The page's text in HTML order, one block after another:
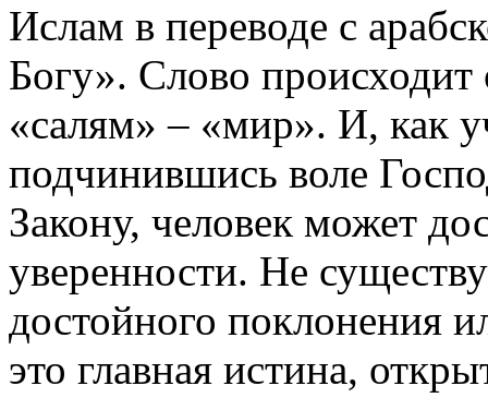
Ислам в переводе с
Богу». Слово происходит
«салям» – «мир». И, как
подчинившись воле
Закону, человек может
уверенности. Не
достойного поклонения
это главная истина,